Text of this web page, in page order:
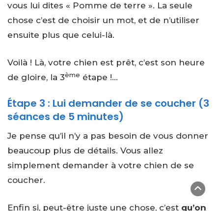
vous lui dites « Pomme de terre ». La seule
chose c’est de choisir un mot, et de n’utiliser
ensuite plus que celui-là.
Voilà ! Là, votre chien est prêt, c’est son heure
de gloire, la 3ème étape !…
Étape 3 : Lui demander de se coucher (3
séances de 5 minutes)
Je pense qu’il n’y a pas besoin de vous donner
beaucoup plus de détails. Vous allez
simplement demander à votre chien de se
coucher.
Enfin si, peut-être juste une chose, c’est qu’on